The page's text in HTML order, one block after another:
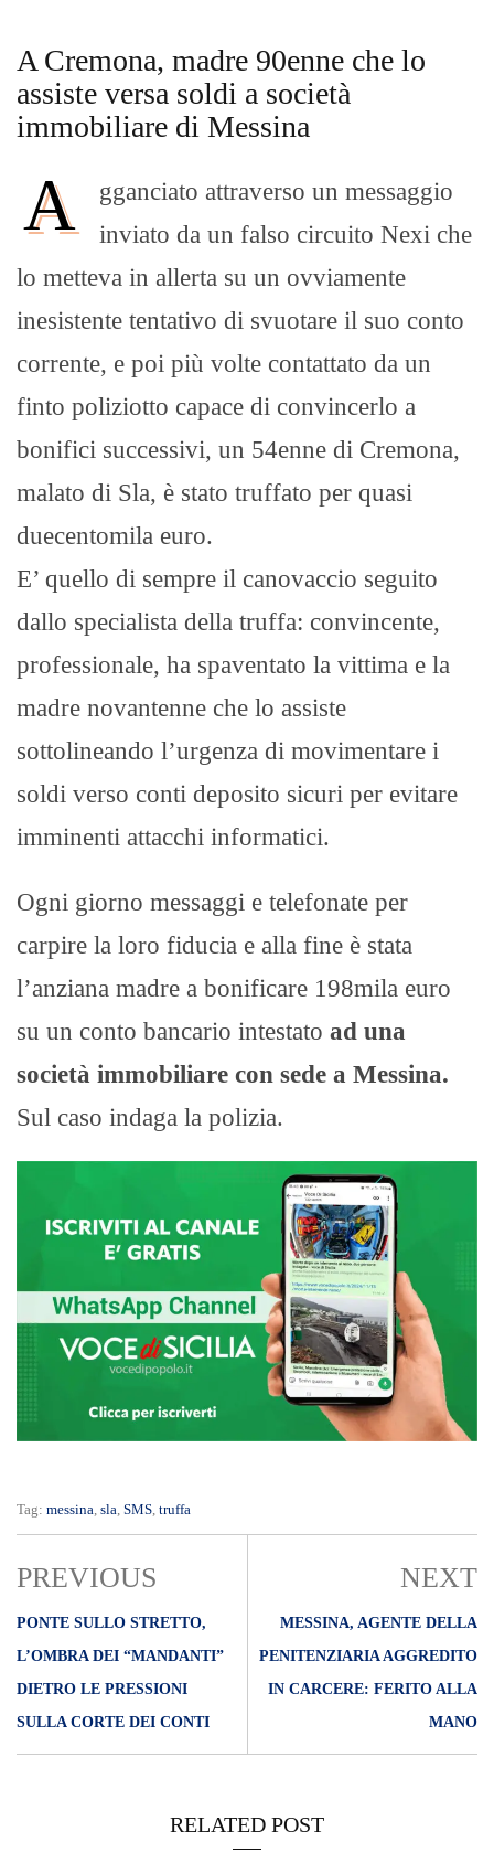
A Cremona, madre 90enne che lo
assiste versa soldi a società
immobiliare di Messina
A
gganciato attraverso un messaggio
inviato da un falso circuito Nexi che
lo metteva in allerta su un ovviamente
inesistente tentativo di svuotare il suo conto
corrente, e poi più volte contattato da un
finto poliziotto capace di convincerlo a
bonifici successivi, un 54enne di Cremona,
malato di Sla, è stato truffato per quasi
duecentomila euro.
E’ quello di sempre il canovaccio seguito
dallo specialista della truffa: convincente,
professionale, ha spaventato la vittima e la
madre novantenne che lo assiste
sottolineando l’urgenza di movimentare i
soldi verso conti deposito sicuri per evitare
imminenti attacchi informatici.
Ogni giorno messaggi e telefonate per
carpire la loro fiducia e alla fine è stata
l’anziana madre a bonificare 198mila euro
su un conto bancario intestato ad una
società immobiliare con sede a Messina.
Sul caso indaga la polizia.
Tag: messina, sla, SMS, truffa
PREVIOUS
PONTE SULLO STRETTO,
L’OMBRA DEI “MANDANTI”
DIETRO LE PRESSIONI
SULLA CORTE DEI CONTI
NEXT
MESSINA, AGENTE DELLA
PENITENZIARIA AGGREDITO
IN CARCERE: FERITO ALLA
MANO
RELATED POST